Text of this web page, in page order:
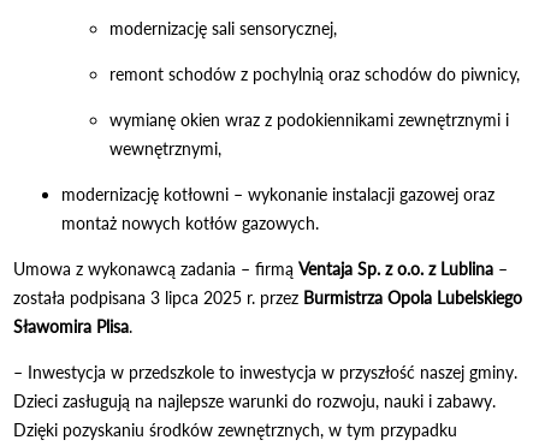
modernizację sali sensorycznej,
remont schodów z pochylnią oraz schodów do piwnicy,
wymianę okien wraz z podokiennikami zewnętrznymi i
wewnętrznymi,
modernizację kotłowni – wykonanie instalacji gazowej oraz
montaż nowych kotłów gazowych.
Umowa z wykonawcą zadania – firmąVentaja Sp. z o.o. z Lublina –
została podpisana 3 lipca 2025 r. przez Burmistrza Opola Lubelskiego
Sławomira Plisa.
– Inwestycja w przedszkole to inwestycja w przyszłość naszej gminy.
Dzieci zasługują na najlepsze warunki do rozwoju, nauki i zabawy.
Dzięki pozyskaniu środków zewnętrznych, w tym przypadku